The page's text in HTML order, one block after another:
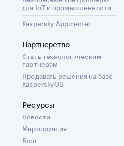
для IoT и промышленности
Kaspersky Appicenter
Партнерство
Стать технологическим
партнером
Продавать решения на базе
KasperskyOS
Ресурсы
Новости
Мероприятия
Блог